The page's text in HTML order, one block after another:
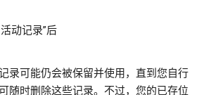
动记录”后
录可能仍会被保留并使用，直到您自行
随时删除这些记录。不过，您的已存位